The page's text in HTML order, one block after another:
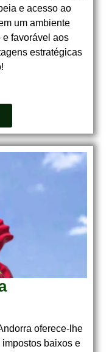
e acesso ao
um ambiente
favorável aos
estratégicas
oferece-lhe
baixos e